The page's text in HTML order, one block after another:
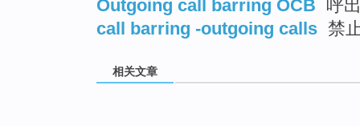
Outgoing call barring OCB 呼
call barring -outgoing calls 禁
相关文章